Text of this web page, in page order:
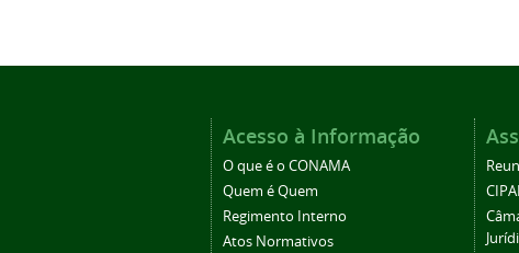
Acesso à Informação
O que é o CONAMA
Quem é Quem
Regimento Interno
Atos Normativos